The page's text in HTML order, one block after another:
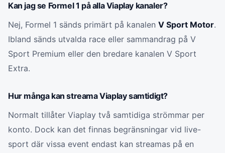
Kan jag se Formel 1 på alla Viaplay kanaler?
Nej, Formel 1 sänds primärt på kanalen V Sport Motor.
Ibland sänds utvalda race eller sammandrag på V
Sport Premium eller den bredare kanalen V Sport
Extra.
Hur många kan streama Viaplay samtidigt?
Normalt tillåter Viaplay två samtidiga strömmar per
konto. Dock kan det finnas begränsningar vid live-
sport där vissa event endast kan streamas på en